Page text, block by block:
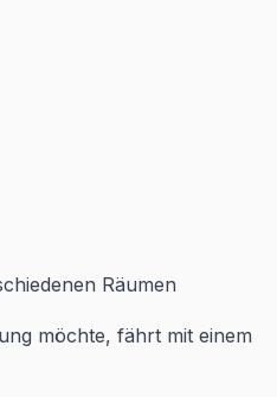
Räumen
möchte, fährt mit einem